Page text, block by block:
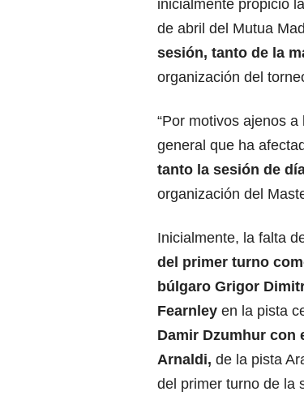
inicialmente propició
de abril del Mutua
sesión, tanto de la
organización del
“Por motivos ajenos
general que ha
tanto la sesión de
organización del
Inicialmente, la falta
del primer turno
búlgaro Grigor
Fearnley en la pista
Damir Dzumhur con
Arnaldi, de la pista
del primer turno de la